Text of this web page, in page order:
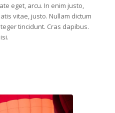
eget, arcu. In enim justo,
vitae, justo. Nullam dictum
tincidunt. Cras dapibus.